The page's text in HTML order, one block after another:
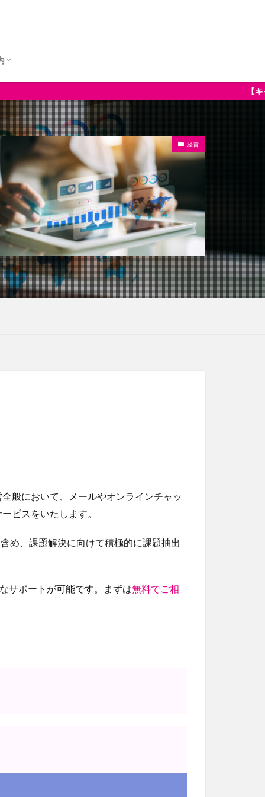
拶
要
キャンペーン中】英会話教室特化のWeb
経営
般において、メールやオンラインチャッ
ビスをいたします。
め、課題解決に向けて積極的に課題抽出
サポートが可能です。まずは無料でご相